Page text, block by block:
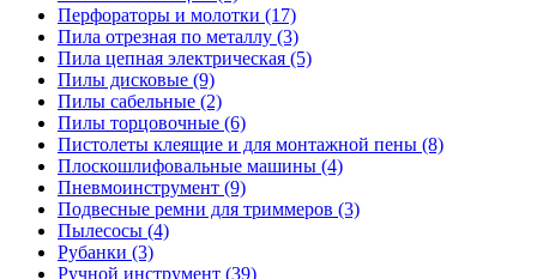
Перфораторы и молотки (17)
Пила отрезная по металлу (3)
Пила цепная электрическая (5)
Пилы дисковые (9)
Пилы сабельные (2)
Пилы торцовочные (6)
Пистолеты клеящие и для монтажной пены (8)
Плоскошлифовальные машины (4)
Пневмоинструмент (9)
Подвесные ремни для триммеров (3)
Пылесосы (4)
Рубанки (3)
Ручной инструмент (39)